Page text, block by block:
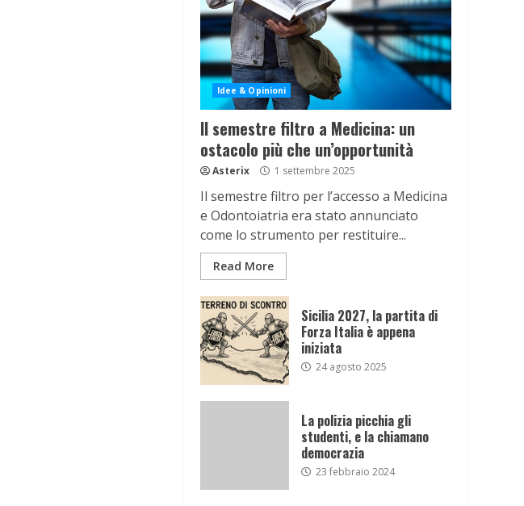
Idee & Opinioni
Il semestre filtro a Medicina: un
ostacolo più che un’opportunità
Asterix 1 settembre 2025
Il semestre filtro per l’accesso a Medicina
e Odontoiatria era stato annunciato
come lo strumento per restituire...
Read More
Sicilia 2027, la partita di
Forza Italia è appena
iniziata
24 agosto 2025
La polizia picchia gli
studenti, e la chiamano
democrazia
23 febbraio 2024